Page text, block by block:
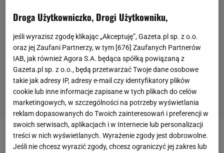
ALBERTO ZACCHERONI
Droga Użytkowniczko, Drogi Użytkowniku,
jeśli wyrazisz zgodę klikając „Akceptuję”, Gazeta.pl sp. z o.o.
oraz jej Zaufani Partnerzy, w tym [676] Zaufanych Partnerów
IAB, jak również Agora S.A. będąca spółką powiązaną z
Gazeta.pl sp. z o.o., będą przetwarzać Twoje dane osobowe
takie jak adresy IP, adresy e-mail czy identyfikatory plików
cookie lub inne informacje zapisane w tych plikach do celów
marketingowych, w szczególności na potrzeby wyświetlania
reklam dopasowanych do Twoich zainteresowań i preferencji w
swoich serwisach, aplikacjach i w Internecie lub personalizacji
treści w nich wyświetlanych. Wyrażenie zgody jest dobrowolne.
Jeśli nie chcesz wyrazić zgody, chcesz ograniczyć jej zakres lub